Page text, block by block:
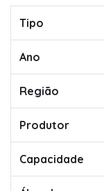
Tipo
Ano
Região
Produtor
Capacidade